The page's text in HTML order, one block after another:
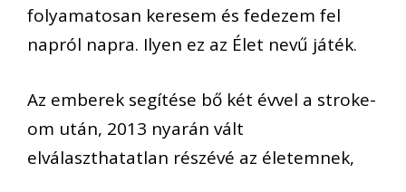
folyamatosan keresem és fedezem fel
napról napra. Ilyen ez az Élet nevű játék.
Az emberek segítése bő két évvel a stroke-
om után, 2013 nyarán vált
elválaszthatatlan részévé az életemnek,